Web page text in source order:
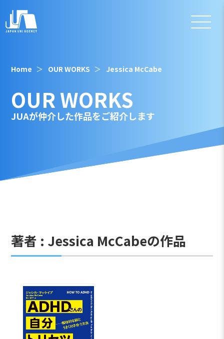
Home OUR WORKS Jessica McCabe
OUR WORKS
JUAが仲介した作品をご紹介します
著者 : Jessica McCabeの作品